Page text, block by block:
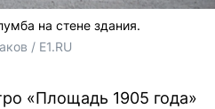
на стене здания.
/ E1.RU
«Площадь 1905 года»